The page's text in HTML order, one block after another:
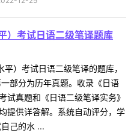
）考试日语二级笔译题库
）考试日语二级笔译的题库，
部分为历年真题。收录《日语
试真题和《日语二级笔译实务》
提供详答解。系统自动评分，学
己的水 ...